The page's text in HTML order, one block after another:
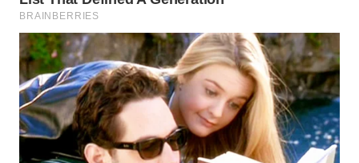
UMKM
WAHANA
SELEB
WAHANA